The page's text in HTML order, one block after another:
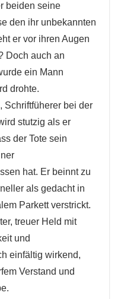
beiden seine
den ihr unbekannten
er vor ihren Augen
Doch auch an
ein Mann
drohte.
Schriftfüherer bei der
stutzig als er
der Tote sein
hat. Er beinnt zu
als gedacht in
Parkett verstrickt.
treuer Held mit
und
einfältig wirkend,
Verstand und